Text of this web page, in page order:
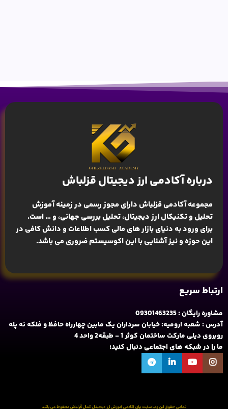
درباره آکادمی ارز دیجیتال قزلباش
مجموعه آکادمی قزلباش دارای مجوز رسمی در زمینهآموزش
تحلیل و تکنیکال ارز دیجیتال، تحلیل بررسی جهانی، و … است.
برای ورود به دنیای بازار های مالی کسب اطلاعات و دانش کافی در
این حوزه و نیز آشنایی با این اکوسیستم ضروری می باشد.
ارتباط سریع
مشاوره رایگان : 09301463235
آدرس : شعبه ارومیه: خیابان سرداران یک مابین چهارراه حافظ و فلکه نه پله
روبروی دیلی مارکت ساختمان کوثر 1 - طبقه2 واحد 4
ما را در شبکه های اجتماعی دنبال کنید:
تمامی حقوق این وب سایت برای آکادمی آموزش ارز دیجیتال کمال قزلباش محفوظ می باشد